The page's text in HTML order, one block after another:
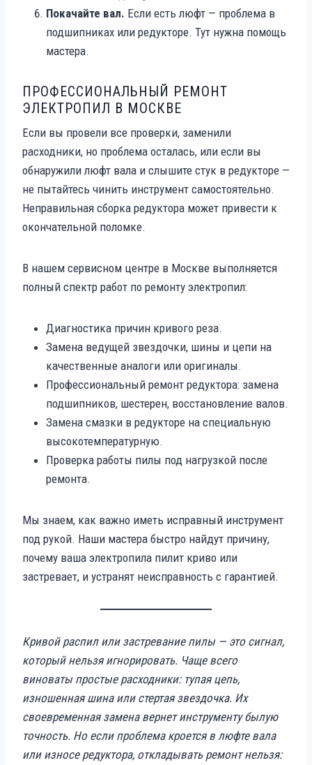
Покачайте вал. Если есть люфт — проблема в
подшипниках или редукторе. Тут нужна помощь
мастера.
ПРОФЕССИОНАЛЬНЫЙ РЕМОНТ
ЭЛЕКТРОПИЛ В МОСКВЕ
Если вы провели все проверки, заменили
расходники, но проблема осталась, или если вы
обнаружили люфт вала и слышите стук в редукторе —
не пытайтесь чинить инструмент самостоятельно.
Неправильная сборка редуктора может привести к
окончательной поломке.
В нашем сервисном центре в Москве выполняется
полный спектр работ по ремонту электропил:
Диагностика причин кривого реза.
Замена ведущей звездочки, шины и цепи на
качественные аналоги или оригиналы.
Профессиональный ремонт редуктора: замена
подшипников, шестерен, восстановление валов.
Замена смазки в редукторе на специальную
высокотемпературную.
Проверка работы пилы под нагрузкой после
ремонта.
Мы знаем, как важно иметь исправный инструмент
под рукой. Наши мастера быстро найдут причину,
почему ваша электропила пилит криво или
застревает, и устранят неисправность с гарантией.
Кривой распил или застревание пилы — это сигнал,
который нельзя игнорировать. Чаще всего
виноваты простые расходники: тупая цепь,
изношенная шина или стертая звездочка. Их
своевременная замена вернет инструменту былую
точность. Но если проблема кроется в люфте вала
или износе редуктора, откладывать ремонт нельзя: